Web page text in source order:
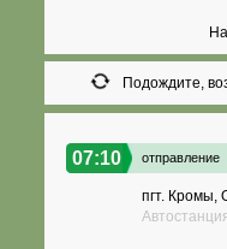
Подождите,
07:10 отправление
пгт. Кромы,